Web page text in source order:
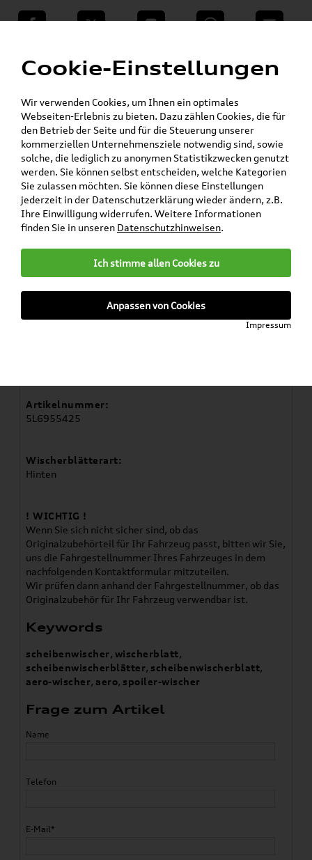
teilen Twitter Instagram WhatsApp E-Mail
Skoda Shop - Skoda Originalteile und Zubehör
» SKODA Original Teile » Wischerblätter
» Yeti »
Original Skoda Yeti Aero Wischerblatt /
Scheibenwischer Hinten 5L6955425
Original Skoda Yeti Aero
Wischerblatt /
5L6955425
Artikelbeschreibung
Artikelnummer:
5L6955425
Wischerblätterart:
Hinten
! WICHTIG !
Wenn Sie sich nicht sicher sind, ob das
Originalzubehörteil für Ihr Fahrzeug passt, bitten wir Sie,
uns die Fahrgestellnummer Ihres Fahrzeuges in dem
nachfolgenden Kontaktformular mitzuteilen.
Wir prüfen dann anhand der Fahrgestellnummer, ob das
Originalzubehör für Ihr Fahrzeug verwendbar ist.
Keywords
scheibenwischer, wischerblatt,
scheibenwischerblätter, scheibenwischerblatt,
aero-wischer, aero, spoiler-wischer
Frage zum Artikel
Name
Telefon
E-Mail*
Cookie-Einstellungen
Wir verwenden Cookies, um Ihnen ein optimales
Webseiten-Erlebnis zu bieten. Dazu zählen Cookies, die für
den Betrieb der Seite und für die Steuerung unserer
kommerziellen Unternehmensziele notwendig sind, sowie
solche, die lediglich zu anonymen Statistikzwecken genutzt
werden. Sie können selbst entscheiden, welche Kategorien
Sie zulassen möchten. Sie können diese Einstellungen
jederzeit in der Datenschutzerklärung wieder ändern, z.B.
Ihre Einwilligung widerrufen. Weitere Informationen
finden Sie in unseren Datenschutzhinweisen.
Ich stimme allen Cookies zu
Anpassen von Cookies
Impressum